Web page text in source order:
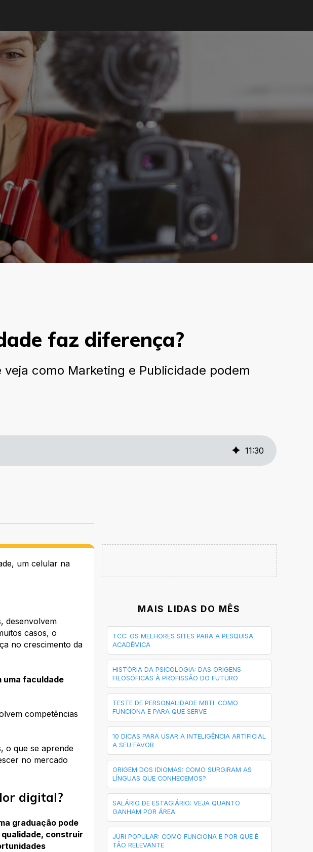
faz diferença?
como Marketing e Publicidade podem
11:30
um celular na
desenvolvem
casos, o
no crescimento da
uma faculdade
competências
o que se aprende
no mercado
digital?
graduação pode
construir
MAIS LIDAS DO MÊS
TCC: OS MELHORES SITES PARA A PESQUISA
ACADÊMICA
HISTÓRIA DA PSICOLOGIA: DAS ORIGENS
FILOSÓFICAS À PROFISSÃO DO FUTURO
TESTE DE PERSONALIDADE MBTI: COMO
FUNCIONA E PARA QUE SERVE
10 DICAS PARA USAR A INTELIGÊNCIA ARTIFICIAL
A SEU FAVOR
ORIGEM DOS IDIOMAS: COMO SURGIRAM AS
LÍNGUAS QUE CONHECEMOS?
SALÁRIO DE ESTAGIÁRIO: VEJA QUANTO
GANHAM POR ÁREA
JÚRI POPULAR: COMO FUNCIONA E POR QUE É
TÃO RELEVANTE